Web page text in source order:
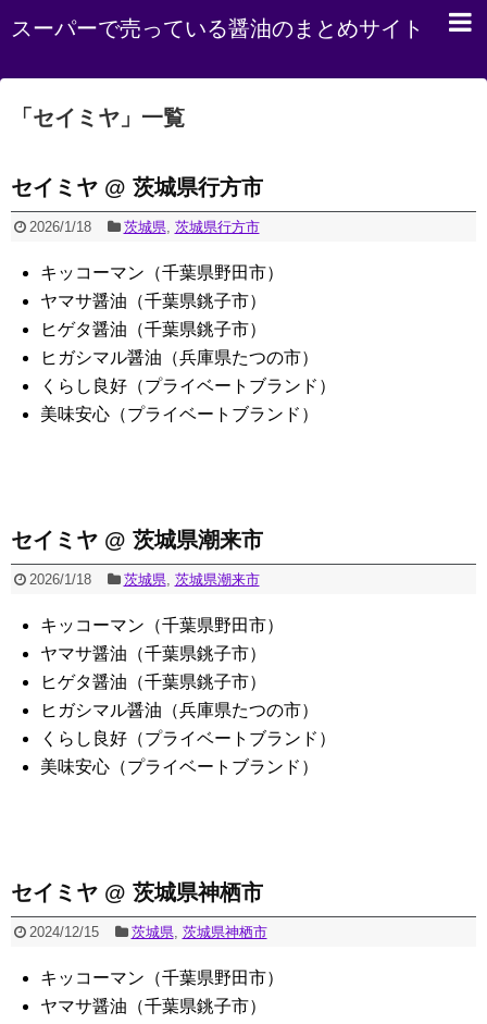
スーパーで売っている醤油のまとめサイト
「 セイミヤ 」 一覧
セイミヤ @ 茨城県行方市
2026/1/18 茨城県, 茨城県行方市
キッコーマン（千葉県野田市）
ヤマサ醤油（千葉県銚子市）
ヒゲタ醤油（千葉県銚子市）
ヒガシマル醤油（兵庫県たつの市）
くらし良好（プライベートブランド）
美味安心（プライベートブランド）
セイミヤ @ 茨城県潮来市
2026/1/18 茨城県, 茨城県潮来市
キッコーマン（千葉県野田市）
ヤマサ醤油（千葉県銚子市）
ヒゲタ醤油（千葉県銚子市）
ヒガシマル醤油（兵庫県たつの市）
くらし良好（プライベートブランド）
美味安心（プライベートブランド）
セイミヤ @ 茨城県神栖市
2024/12/15 茨城県, 茨城県神栖市
キッコーマン（千葉県野田市）
ヤマサ醤油（千葉県銚子市）